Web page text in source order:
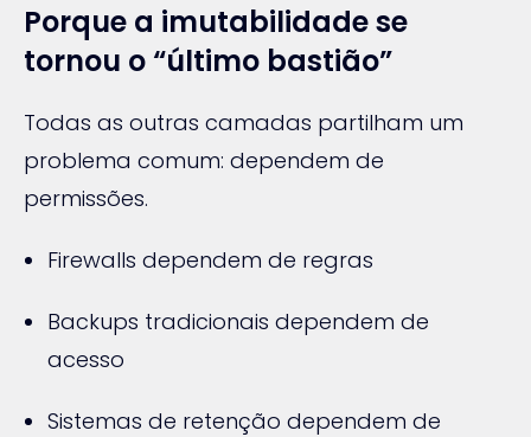
Porque a imutabilidade se
tornou o “último bastião”
Todas as outras camadas partilham um
problema comum: dependem de
permissões.
Firewalls dependem de regras
Backups tradicionais dependem de
acesso
Sistemas de retenção dependem de